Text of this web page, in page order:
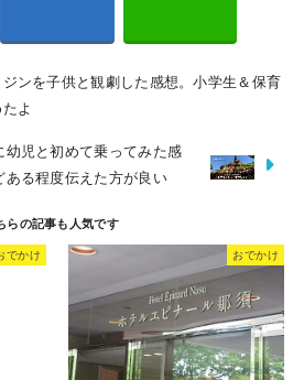
ンを子供と観劇した感想。小学生＆保育
よ
幼児と初めて乗ってみた感
る程度伝えた方が良い
でかけ おでかけ